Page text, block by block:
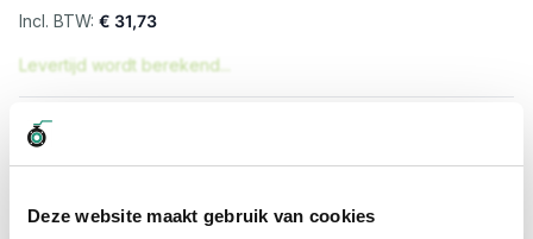
Deze website maakt gebruik van cookies
€ 31,73
Levertijd wordt berekend...
15.000 producten uit voorraad
Snelle levering